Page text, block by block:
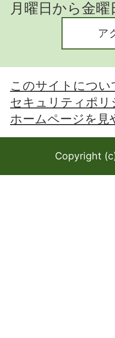
月曜日から金
ア
このサイトについ
セキュリティポリ
ホームページを見
Copyright